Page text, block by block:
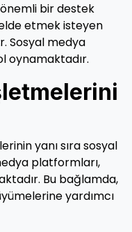
bir destek
etmek isteyen
Sosyal medya
oynamaktadır.
yanı sıra sosyal
platformları,
Bu bağlamda,
yardımcı